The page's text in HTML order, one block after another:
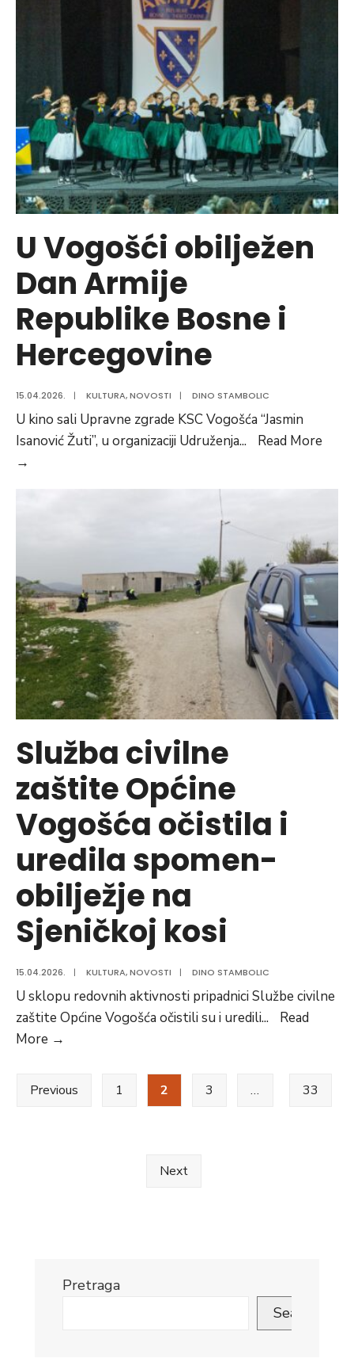
akcije
“Pretis”
U Vogošći obilježen
Dan Armije
Republike Bosne i
Hercegovine
15.04.2026. | KULTURA,NOVOSTI | DINO STAMBOLIC
U kino sali Upravne zgrade KSC Vogošća “Jasmin
Isanović Žuti”, u organizaciji Udruženja...
Read More
→
Bosne
i
Hercegovine
Služba civilne
zaštite Općine
Vogošća očistila i
uredila spomen-
obilježje na
Sjeničkoj kosi
15.04.2026. | KULTURA,NOVOSTI | DINO STAMBOLIC
U sklopu redovnih aktivnosti pripadnici Službe civilne
zaštite Općine Vogošća očistili su i uredili...
Read
More →
kosi
Posts
pagination
Previous 1 2 3 … 33
Next
Pretraga
Search